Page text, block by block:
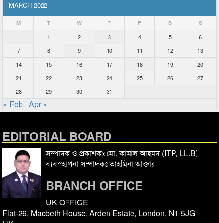
MARCH 2022
M T W T F S S
1 2 3 4 5
6
7
8 9 10 11 12
13
14
15 16 17 18 19
20
21
22 23 24 25 26
27
28
29 30 31
« Feb Apr »
EDITORIAL BOARD
সম্পাদক ও প্রকাশকঃ মো. কামাল আহমদ (ITP, LL.B)
ব্যবস্হাপনা সম্পাদকঃ তাহমিনা আক্তার
BRANCH OFFICE
UK OFFICE
Flat-26, Macbeth House, Arden Estate, London, N1 5JG